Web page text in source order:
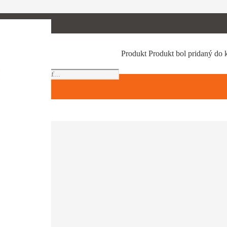
Products
search
Produkt Produkt bol pridaný do